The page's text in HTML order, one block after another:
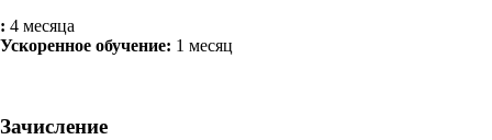
: 4 месяца
Ускоренное обучение: 1 месяц
Зачисление